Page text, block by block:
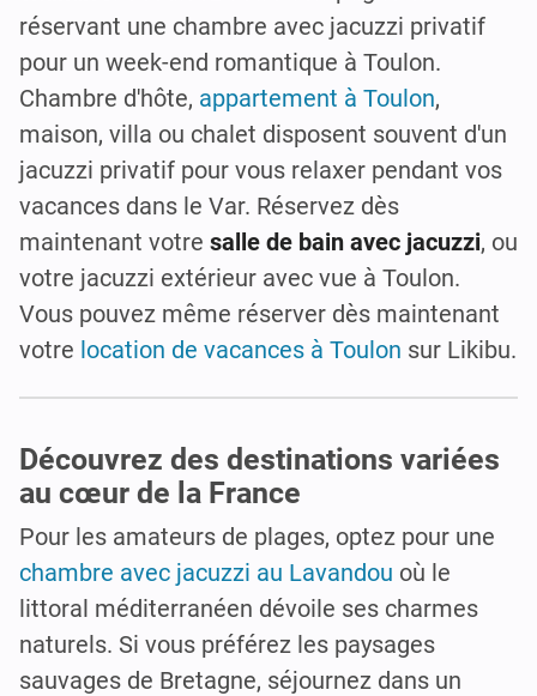
réservant une chambre avec jacuzzi privatif
pour un week-end romantique à Toulon.
Chambre d'hôte, appartement à Toulon,
maison, villa ou chalet disposent souvent d'un
jacuzzi privatif pour vous relaxer pendant vos
vacances dans le Var. Réservez dès
maintenant votre salle de bain avec jacuzzi, ou
votre jacuzzi extérieur avec vue à Toulon.
Vous pouvez même réserver dès maintenant
votre location de vacances à Toulon sur Likibu.
Découvrez des destinations variées
au cœur de la France
Pour les amateurs de plages, optez pour une
chambre avec jacuzzi au Lavandou où le
littoral méditerranéen dévoile ses charmes
naturels. Si vous préférez les paysages
sauvages de Bretagne, séjournez dans un